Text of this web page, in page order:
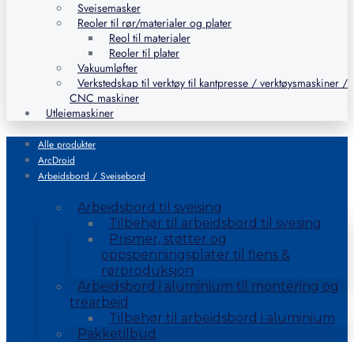
Sveisemasker
Reoler til rør/materialer og plater
Reol til materialer
Reoler til plater
Vakuumløfter
Verkstedskap til verktøy til kantpresse / verktøysmaskiner /
CNC maskiner
Utleiemaskiner
Alle produkter
ArcDroid
Arbeidsbord / Sveisebord
Arbeidsbord til sveising
Tilbehør til arbeidsbord til svesing
Prismer, støtter og
oppspenningsplater til flens &
rørproduksjon
Arbeidsbord i aluminium til montering og
trearbeid
Tilbehør til arbeidsbord i aluminium
Pakketilbud